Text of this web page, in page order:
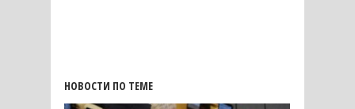
НОВОСТИ ПО ТЕМЕ